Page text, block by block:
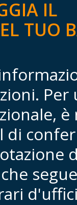
IL
TUO
è
di